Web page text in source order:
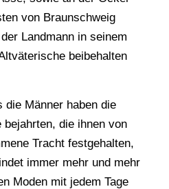
von Braunschweig
Landmann in seinem
beibehalten
die Männer haben die
die ihnen von
Tracht festgehalten,
immer mehr und mehr
Moden mit jedem Tage